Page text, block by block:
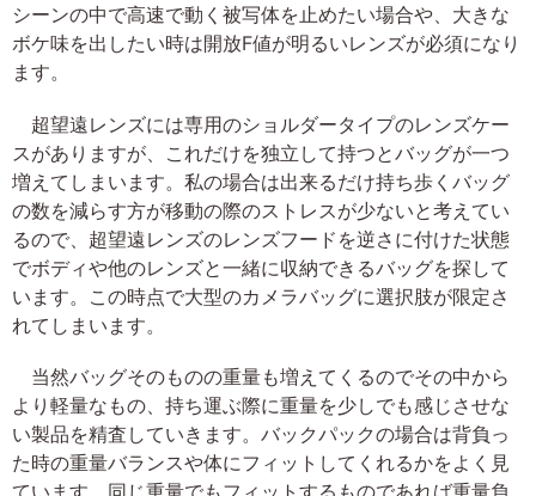
シーンの中で高速で動く被写体を止めたい場合や、大きな
ボケ味を出したい時は開放F値が明るいレンズが必須になり
ます。
超望遠レンズには専用のショルダータイプのレンズケー
スがありますが、これだけを独立して持つとバッグが一つ
増えてしまいます。私の場合は出来るだけ持ち歩くバッグ
の数を減らす方が移動の際のストレスが少ないと考えてい
るので、超望遠レンズのレンズフードを逆さに付けた状態
でボディや他のレンズと一緒に収納できるバッグを探して
います。この時点で大型のカメラバッグに選択肢が限定さ
れてしまいます。
当然バッグそのものの重量も増えてくるのでその中から
より軽量なもの、持ち運ぶ際に重量を少しでも感じさせな
い製品を精査していきます。バックパックの場合は背負っ
た時の重量バランスや体にフィットしてくれるかをよく見
ています。同じ重量でもフィットするものであれば重量負